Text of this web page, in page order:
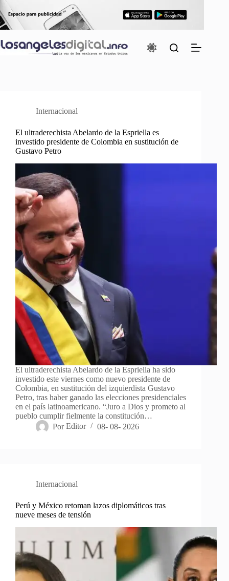
al
contenido
Internacional
El ultraderechista Abelardo de la Espriella es
investido presidente de Colombia en sustitución de
Gustavo Petro
El ultraderechista Abelardo de la Espriella ha sido
investido este viernes como nuevo presidente de
Colombia, en sustitución del izquierdista Gustavo
Petro, tras haber ganado las elecciones presidenciales
en el país latinoamericano. “Juro a Dios y prometo al
pueblo cumplir fielmente la constitución…
Por Editor 08- 08- 2026
Internacional
Perú y México retoman lazos diplomáticos tras
nueve meses de tensión